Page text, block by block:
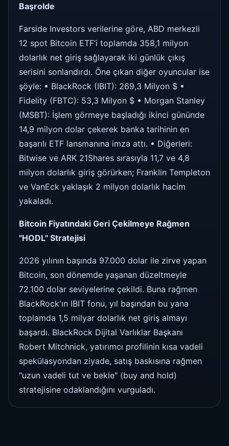
Başrolde
Farside Investors verilerine göre, ABD merkezli
12 spot Bitcoin ETF’i toplamda 358,1 milyon
dolarlık net giriş sağlayarak iki günlük çıkış
serisini sonlandırdı. Öne çıkan diğer oyuncular ise
şöyle: • BlackRock (IBIT): 269,3 Milyon $ •
Fidelity (FBTC): 53,3 Milyon $ • Morgan Stanley
(MSBT): İşlem görmeye başladığı ikinci gününde
14,9 milyon dolar çekerek banka tarihinin en
başarılı ETF lansmanına imza attı. • Diğerleri:
Bitwise ve ARK 21Shares sırasıyla 11,7 ve 4,8
milyon dolarlık giriş görürken; Franklin Templeton
ve VanEck yaklaşık 2 milyon dolarlık hacim
yakaladı.
Bitcoin Fiyatındaki Geri Çekilmeye Rağmen
"HODL" Stratejisi
2026 yılının başında 97.000 dolar ile zirve yapan
Bitcoin, son dönemde yaşanan düzeltmeyle
72.100 dolar seviyelerine çekildi. Buna rağmen
BlackRock'ın IBIT fonu, yıl başından bu yana
toplamda 1,5 milyar dolarlık net giriş almayı
başardı. BlackRock Dijital Varlıklar Başkanı
Robert Mitchnick, yatırımcı profilinin kısa vadeli
spekülasyondan ziyade, satış baskısına rağmen
"uzun vadeli tut ve bekle" (buy and hold)
stratejisine odaklandığını vurguladı.